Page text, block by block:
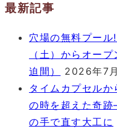
最新記事
穴場の無料プー
（土）からオー
迫間）
2026年7
タイムカプセル
の時を超えた奇
の手で直す大工に